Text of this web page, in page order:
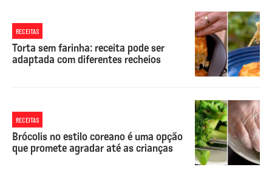
RECEITAS
Torta sem farinha: receita pode ser
adaptada com diferentes recheios
RECEITAS
Brócolis no estilo coreano é uma opção
que promete agradar até as crianças